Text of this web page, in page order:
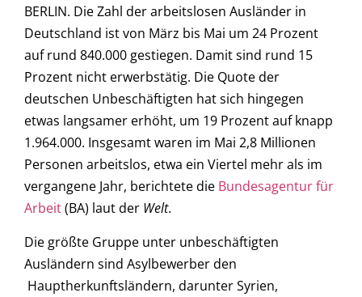
BERLIN. Die Zahl der arbeitslosen Ausländer in
Deutschland ist von März bis Mai um 24 Prozent
auf rund 840.000 gestiegen. Damit sind rund 15
Prozent nicht erwerbstätig. Die Quote der
deutschen Unbeschäftigten hat sich hingegen
etwas langsamer erhöht, um 19 Prozent auf knapp
1.964.000. Insgesamt waren im Mai 2,8 Millionen
Personen arbeitslos, etwa ein Viertel mehr als im
vergangene Jahr, berichtete die Bundesagentur für
Arbeit(BA) laut der Welt.
Die größte Gruppe unter unbeschäftigten
Ausländern sind Asylbewerber den
Hauptherkunftsländern, darunter Syrien,